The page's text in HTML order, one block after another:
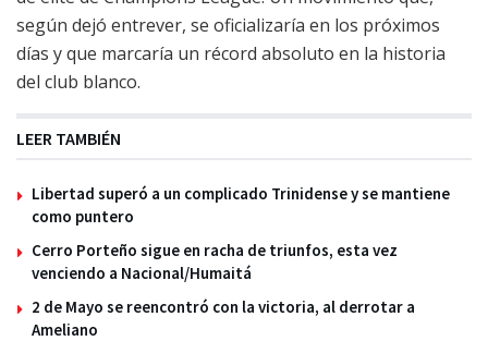
según dejó entrever, se oficializaría en los próximos
días y que marcaría un récord absoluto en la historia
del club blanco.
LEER TAMBIÉN
Libertad superó a un complicado Trinidense y se mantiene
como puntero
Cerro Porteño sigue en racha de triunfos, esta vez
venciendo a Nacional/Humaitá
2 de Mayo se reencontró con la victoria, al derrotar a
Ameliano